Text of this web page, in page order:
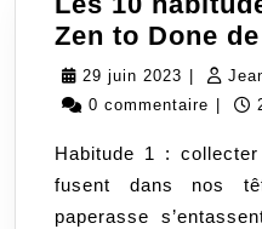
Zen to Done
29 juin 2023 29
juin
0 commentaire
Habitude 1 :
fusent dans nos
paperasse